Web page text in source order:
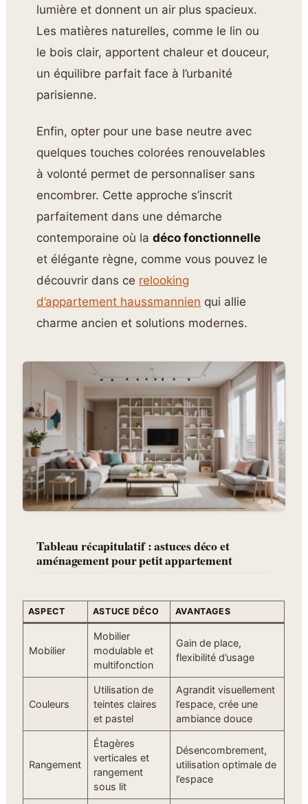
lumière et donnent un air plus spacieux.
Les matières naturelles, comme le lin ou
le bois clair, apportent chaleur et douceur,
un équilibre parfait face à l’urbanité
parisienne.
Enfin, opter pour une base neutre avec
quelques touches colorées renouvelables
à volonté permet de personnaliser sans
encombrer. Cette approche s’inscrit
parfaitement dans une démarche
contemporaine où ladéco fonctionnelle
et élégante règne, comme vous pouvez le
découvrir dans ce relooking
d’appartement haussmannien qui allie
charme ancien et solutions modernes.
Tableau récapitulatif : astuces déco et
aménagement pour petit appartement
ASPECT ASTUCE DÉCO AVANTAGES
Mobilier
Mobilier
modulable et
multifonction
Gain de place,
flexibilité d’usage
Couleurs
Utilisation de
teintes claires
et pastel
Agrandit visuellement
l’espace, crée une
ambiance douce
Rangement
Étagères
verticales et
rangement
sous lit
Désencombrement,
utilisation optimale de
l’espace